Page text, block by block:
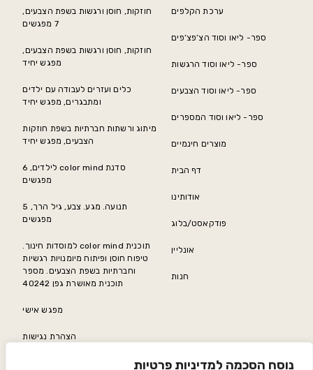
נוסח הסכמה למדיניות פרטיות
ערכת הקלפים
ספר- ליאו וסוד הצ’פצ’פים
ספר- ליאו וסוד הרגשות
ספר- ליאו וסוד הצבעים
ספר- ליאו וסוד המספרים
מוצרים חינמיים
דף הבית
אודותינו
פודקאסט/בלוג
אונליין
חנות
חוזקות, חוסן ורגשות בשפת הצבעים,
7 מפגשים
חוזקות, חוסן ורגשות בשפת הצבעים,
מפגש יחיד
כלים ועזרים לעבודה עם ילדים
ומתבגרים, מפגש יחיד
מיתוג ורשתות חברתיות בשפת חוזקות
הצבעים, מפגש יחיד
סדנת color mind לילדים, 6
מפגשים
תנועה. מגע. צבע, גיל הרך, 5
מפגשים
תוכנית color mind למוסדות חינוך.
טיפוח חוסן ופיתוח מיומנויות רגשיות
וחברתיות בשפת הצבעים. מספר
תוכנית מאושרת גפן 40242
מפגש אישי
הצהרת נגישות